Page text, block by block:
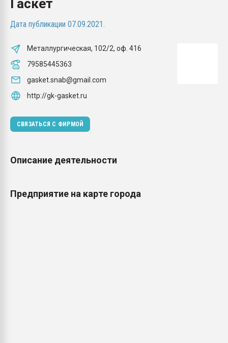
Гаскет
Дата публикации 07.09.2021.
Металлургическая, 102/2, оф. 416
79585445363
gasket.snab@gmail.com
http://gk-gasket.ru
СВЯЗАТЬСЯ С ФИРМОЙ
Описание деятельности
Предприятие на карте города